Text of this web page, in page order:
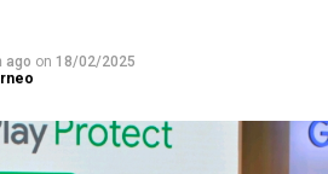
ago on 18/02/2025